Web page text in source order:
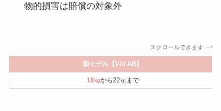
物的損害は賠償の対象外
スクロールできます
新モデル【Viit AB】
18㎏から22㎏まで